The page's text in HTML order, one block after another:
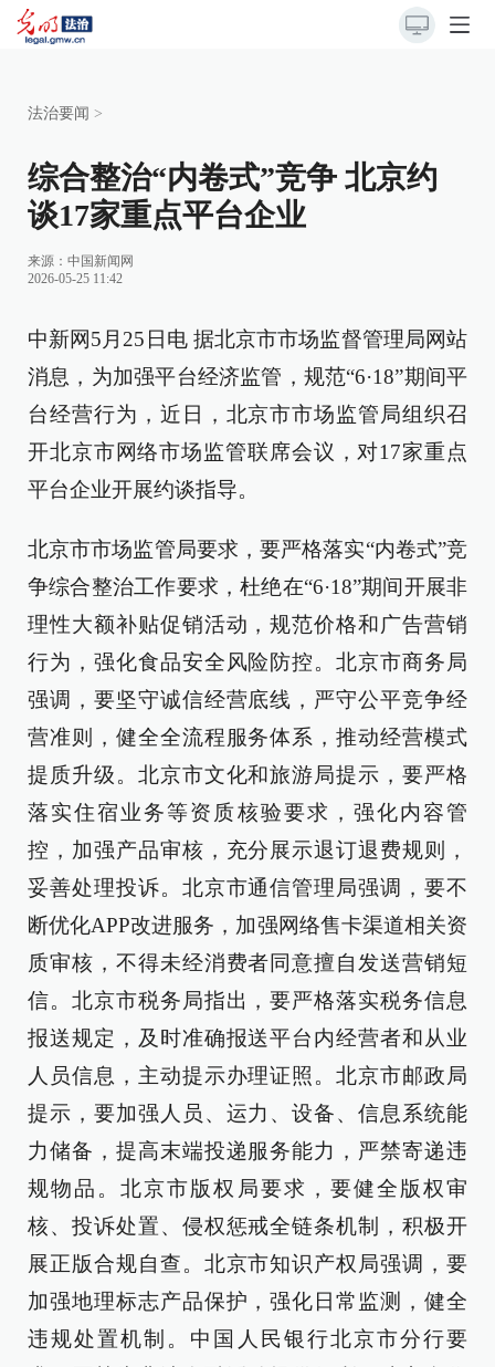
法治要闻 >
综合整治“内卷式”竞争 北京约
谈17家重点平台企业
来源： 中国新闻网
2026-05-25 11:42
中新网5月25日电 据北京市市场监督管理局网站
消息，为加强平台经济监管，规范“6·18”期间平
台经营行为，近日，北京市市场监管局组织召
开北京市网络市场监管联席会议，对17家重点
平台企业开展约谈指导。
北京市市场监管局要求，要严格落实“内卷式”竞
争综合整治工作要求，杜绝在“6·18”期间开展非
理性大额补贴促销活动，规范价格和广告营销
行为，强化食品安全风险防控。北京市商务局
强调，要坚守诚信经营底线，严守公平竞争经
营准则，健全全流程服务体系，推动经营模式
提质升级。北京市文化和旅游局提示，要严格
落实住宿业务等资质核验要求，强化内容管
控，加强产品审核，充分展示退订退费规则，
妥善处理投诉。北京市通信管理局强调，要不
断优化APP改进服务，加强网络售卡渠道相关资
质审核，不得未经消费者同意擅自发送营销短
信。北京市税务局指出，要严格落实税务信息
报送规定，及时准确报送平台内经营者和从业
人员信息，主动提示办理证照。北京市邮政局
提示，要加强人员、运力、设备、信息系统能
力储备，提高末端投递服务能力，严禁寄递违
规物品。北京市版权局要求，要健全版权审
核、投诉处置、侵权惩戒全链条机制，积极开
展正版合规自查。北京市知识产权局强调，要
加强地理标志产品保护，强化日常监测，健全
违规处置机制。中国人民银行北京市分行要